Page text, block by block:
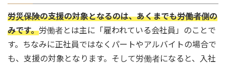
労災保険の支援の対象となるのは、あくまでも労働者側の
みです。労働者とは主に「雇われている会社員」のことで
す。ちなみに正社員ではなくパートやアルバイトの場合で
も、支援の対象となります。そして労働者になると、入社